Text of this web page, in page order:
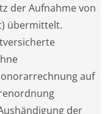
der Aufnahme von
übermittelt.
auf
der